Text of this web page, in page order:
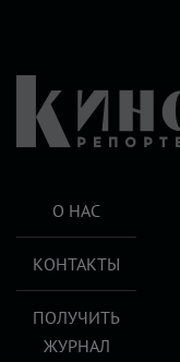
О НАС
КОНТАКТЫ
ПОЛУЧИТЬ
ЖУРНАЛ